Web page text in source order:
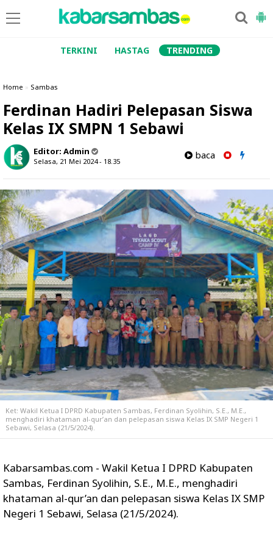
TERKINI HASTAG TRENDING
Home » Sambas
Ferdinan Hadiri Pelepasan Siswa
Kelas IX SMPN 1 Sebawi
Editor: Admin
Selasa, 21 Mei 2024 - 18.35
baca
Ket: Wakil Ketua I DPRD Kabupaten Sambas, Ferdinan Syolihin, S.E., M.E.,
menghadiri khataman al-qur’an dan pelepasan siswa Kelas IX SMP Negeri 1
Sebawi, Selasa (21/5/2024).
Kabarsambas.com - Wakil Ketua I DPRD Kabupaten
Sambas, Ferdinan Syolihin, S.E., M.E., menghadiri
khataman al-qur’an dan pelepasan siswa Kelas IX SMP
Negeri 1 Sebawi, Selasa (21/5/2024).